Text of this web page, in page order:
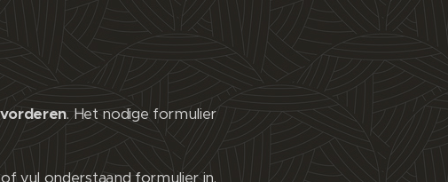
. Het nodige formulier
vul onderstaand formulier in.